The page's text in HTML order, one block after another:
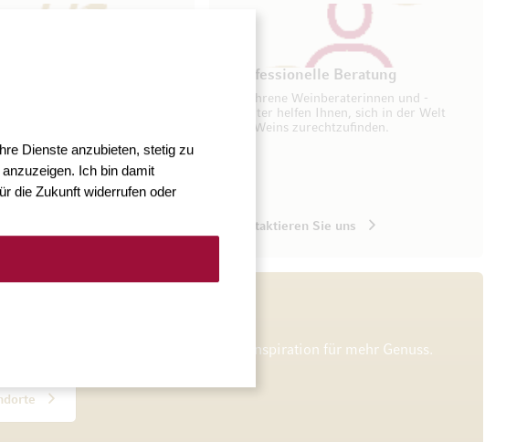
Dienste anzubieten, stetig zu
Ich bin damit
die Zukunft widerrufen oder
Professionelle Beratung
Erfahrene Weinberaterinnen und -
berater helfen Ihnen, sich in der Welt
des Weins zurechtzufinden.
Kontaktieren Sie uns
Beratung, tägliche Verkostungen und Inspiration für mehr Genuss.